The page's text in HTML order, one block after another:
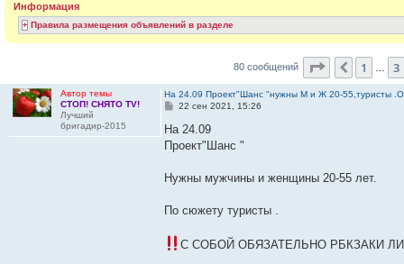
Информация
Правила размещения объявлений в разделе
80 сообщений Страница
Пред.
1 3
Автор темы
СТОП! СНЯТО TV!
Лучший
бригадир-2015
На 24.09 Проект"Шанс "нужны М и Ж 20-55,туристы
С
о
щ
и
22 сен 2021, 15:26
На 24.09
Проект"Шанс "
Нужны мужчины и женщины 20-55 лет.
По сюжету туристы .
С СОБОЙ ОБЯЗАТЕЛЬНО РБКЗАКИ